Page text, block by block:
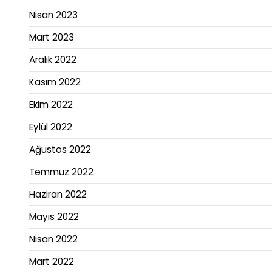
Nisan 2023
Mart 2023
Aralık 2022
Kasım 2022
Ekim 2022
Eylül 2022
Ağustos 2022
Temmuz 2022
Haziran 2022
Mayıs 2022
Nisan 2022
Mart 2022